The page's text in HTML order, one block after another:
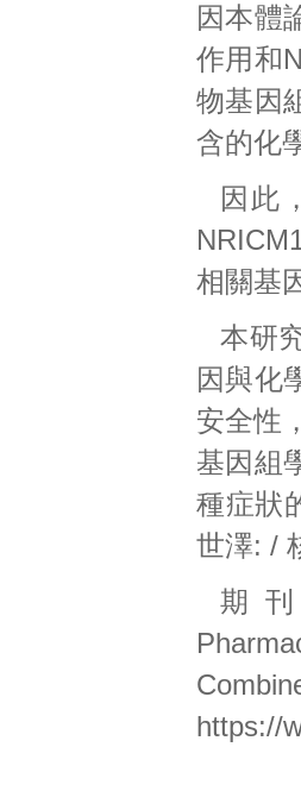
因本體
作用和
物基因
含的化
因此
相關基
本研
因與化
安全性
基因組
種症狀
世澤: /
期刊
https://